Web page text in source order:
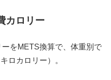
カロリー
をMETS換算で、体重別で
ロカロリー）。